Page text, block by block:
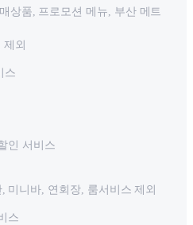
상품, 프로모션 메뉴, 부산 메트
외
스
인 서비스
미니바, 연회장, 룸서비스 제외
스